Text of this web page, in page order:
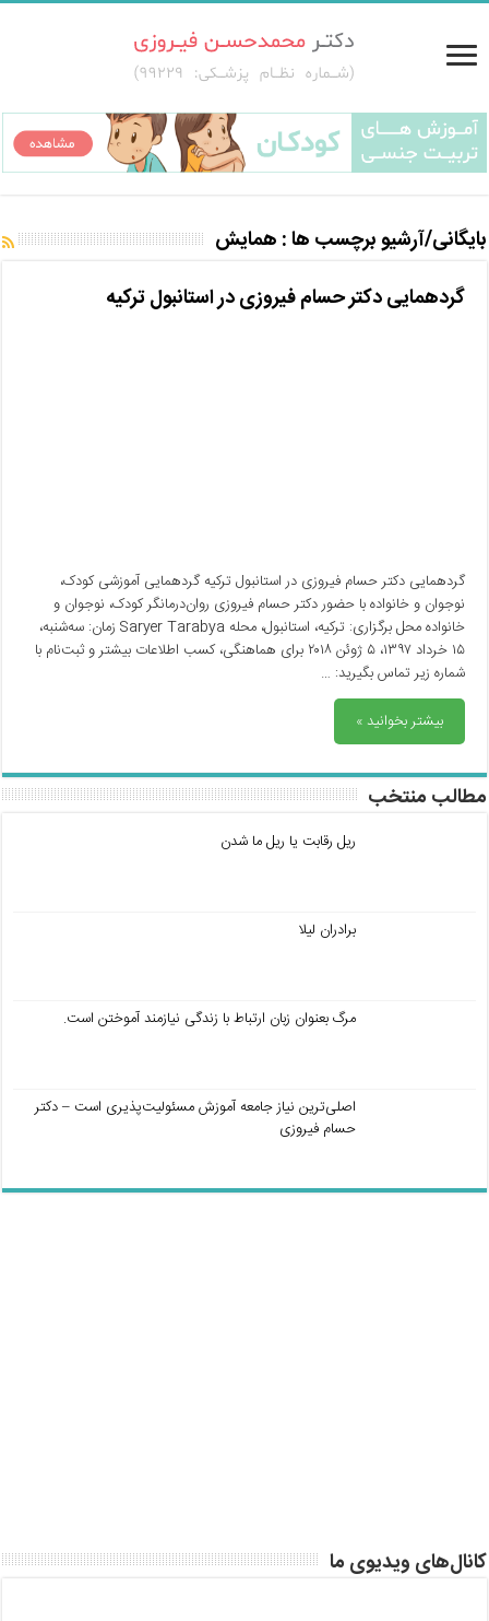
بایگانی/آرشیو برچسب ها : همایش
گردهمایی دکتر حسام فیروزی در استانبول ترکیه
گردهمایی دکتر حسام فیروزی در استانبول ترکیه گردهمایی آموزشی کودک،
نوجوان و خانواده با حضور دکتر حسام فیروزی روان‌درمانگر کودک، نوجوان و
خانواده محل برگزاری: ترکیه، استانبول، محله Saryer Tarabya زمان: سه‌شنبه،
۱۵ خرداد ۱۳۹۷، ۵ ژوئن ۲۰۱۸ برای هماهنگی، کسب اطلاعات بیشتر و ثبت‌نام با
شماره زیر تماس بگیرید: …
بیشتر بخوانید »
مطالب منتخب
ریل رقابت یا ریل ما شدن
برادران لیلا
مرگ بعنوان زبان ارتباط با زندگی نیازمند آموختن است.
اصلی‌ترین نیاز جامعه آموزش مسئولیت‌پذیری است – دکتر
حسام فیروزی
کانال‌های ویدیوی ما